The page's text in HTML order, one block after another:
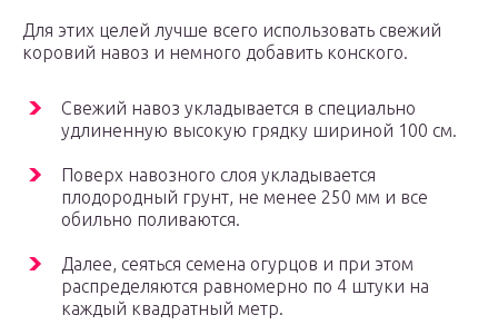
Для этих целей лучше всего использовать свежий
коровий навоз и немного добавить конского.
Свежий навоз укладывается в специально
удлиненную высокую грядку шириной 100 см.
Поверх навозного слоя укладывается
плодородный грунт, не менее 250 мм и все
обильно поливаются.
Далее, сеяться семена огурцов и при этом
распределяются равномерно по 4 штуки на
каждый квадратный метр.